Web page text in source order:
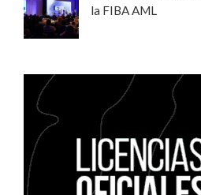
la FIBA AML